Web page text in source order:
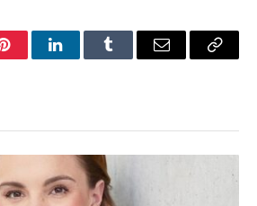
PinterestLinkedInTumblr Email
Copy